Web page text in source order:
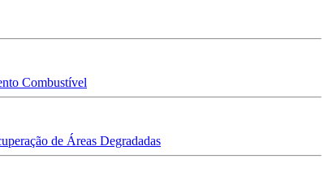
Combustível
de Áreas Degradadas